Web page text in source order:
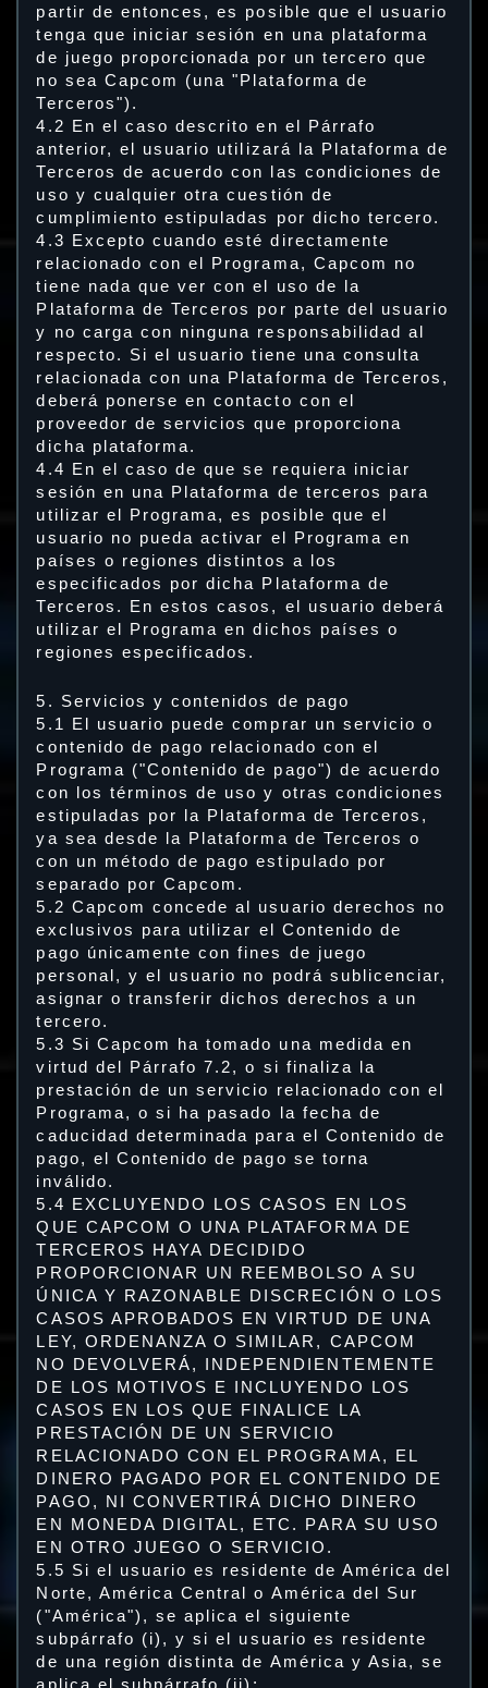
partir de entonces, es posible que el usuario
tenga que iniciar sesión en una plataforma
de juego proporcionada por un tercero que
no sea Capcom (una "Plataforma de
Terceros").
4.2 En el caso descrito en el Párrafo
anterior, el usuario utilizará la Plataforma de
Terceros de acuerdo con las condiciones de
uso y cualquier otra cuestión de
cumplimiento estipuladas por dicho tercero.
4.3 Excepto cuando esté directamente
relacionado con el Programa, Capcom no
tiene nada que ver con el uso de la
Plataforma de Terceros por parte del usuario
y no carga con ninguna responsabilidad al
respecto. Si el usuario tiene una consulta
relacionada con una Plataforma de Terceros,
deberá ponerse en contacto con el
proveedor de servicios que proporciona
dicha plataforma.
4.4 En el caso de que se requiera iniciar
sesión en una Plataforma de terceros para
utilizar el Programa, es posible que el
usuario no pueda activar el Programa en
países o regiones distintos a los
especificados por dicha Plataforma de
Terceros. En estos casos, el usuario deberá
utilizar el Programa en dichos países o
regiones especificados.
5. Servicios y contenidos de pago
5.1 El usuario puede comprar un servicio o
contenido de pago relacionado con el
Programa ("Contenido de pago") de acuerdo
con los términos de uso y otras condiciones
estipuladas por la Plataforma de Terceros,
ya sea desde la Plataforma de Terceros o
con un método de pago estipulado por
separado por Capcom.
5.2 Capcom concede al usuario derechos no
exclusivos para utilizar el Contenido de
pago únicamente con fines de juego
personal, y el usuario no podrá sublicenciar,
asignar o transferir dichos derechos a un
tercero.
5.3 Si Capcom ha tomado una medida en
virtud del Párrafo 7.2, o si finaliza la
prestación de un servicio relacionado con el
Programa, o si ha pasado la fecha de
caducidad determinada para el Contenido de
pago, el Contenido de pago se torna
inválido.
5.4 EXCLUYENDO LOS CASOS EN LOS
QUE CAPCOM O UNA PLATAFORMA DE
TERCEROS HAYA DECIDIDO
PROPORCIONAR UN REEMBOLSO A SU
ÚNICA Y RAZONABLE DISCRECIÓN O LOS
CASOS APROBADOS EN VIRTUD DE UNA
LEY, ORDENANZA O SIMILAR, CAPCOM
NO DEVOLVERÁ, INDEPENDIENTEMENTE
DE LOS MOTIVOS E INCLUYENDO LOS
CASOS EN LOS QUE FINALICE LA
PRESTACIÓN DE UN SERVICIO
RELACIONADO CON EL PROGRAMA, EL
DINERO PAGADO POR EL CONTENIDO DE
PAGO, NI CONVERTIRÁ DICHO DINERO
EN MONEDA DIGITAL, ETC. PARA SU USO
EN OTRO JUEGO O SERVICIO.
5.5 Si el usuario es residente de América del
Norte, América Central o América del Sur
("América"), se aplica el siguiente
subpárrafo (i), y si el usuario es residente
de una región distinta de América y Asia, se
aplica el subpárrafo (ii):